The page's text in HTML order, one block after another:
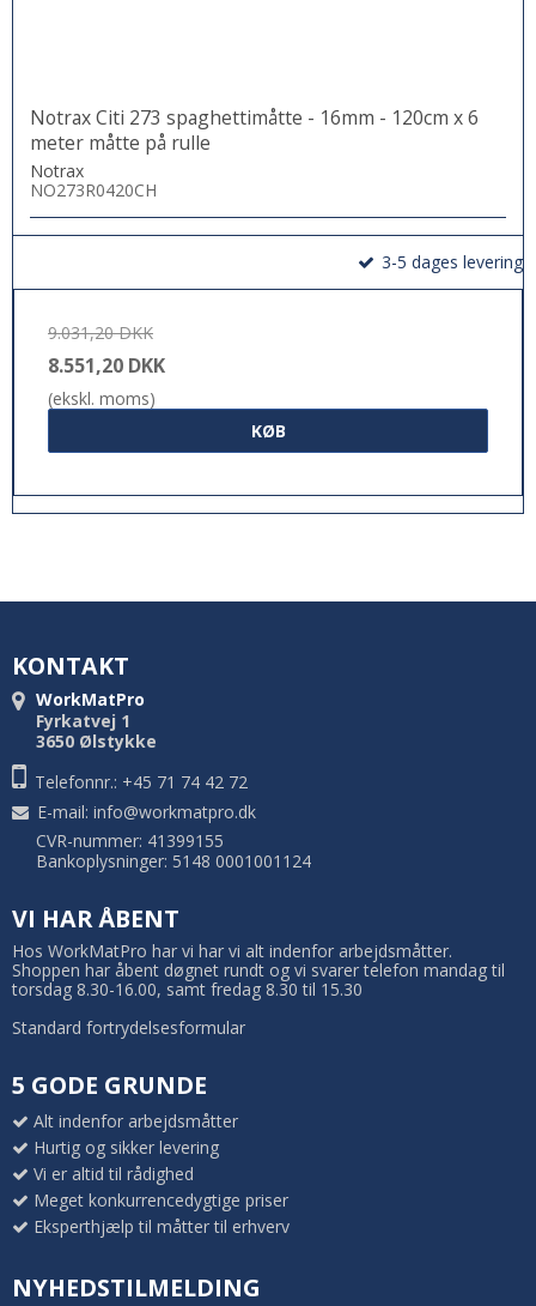
Notrax Citi 273 spaghettimåtte - 16mm - 120cm x 6
meter måtte på rulle
Notrax
NO273R0420CH
3-5 dages levering
9.031,20 DKK
8.551,20 DKK
(ekskl. moms)
KØB
KONTAKT
WorkMatPro
Fyrkatvej 1
3650 Ølstykke
Telefonnr.: +45 71 74 42 72
E-mail: info@workmatpro.dk
CVR-nummer: 41399155
Bankoplysninger: 5148 0001001124
VI HAR ÅBENT
Hos WorkMatPro har vi har vi alt indenfor arbejdsmåtter.
Shoppen har åbent døgnet rundt og vi svarer telefon mandag til
torsdag 8.30-16.00, samt fredag 8.30 til 15.30
Standard fortrydelsesformular
5 GODE GRUNDE
Alt indenfor arbejdsmåtter
Hurtig og sikker levering
Vi er altid til rådighed
Meget konkurrencedygtige priser
Eksperthjælp til måtter til erhverv
NYHEDSTILMELDING